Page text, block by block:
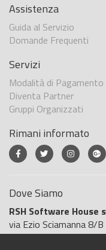
Assistenza
Guida al Servizio
Domande Frequenti
Servizi
Modalità di Pagamento
Diventa Partner
Gruppi Organizzati
Rimani informato
Dove Siamo
RSH Software House
via Ezio Sciamanna 8/B
00168 Roma